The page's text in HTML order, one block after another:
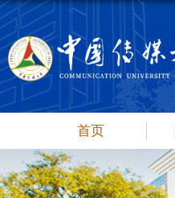
首页